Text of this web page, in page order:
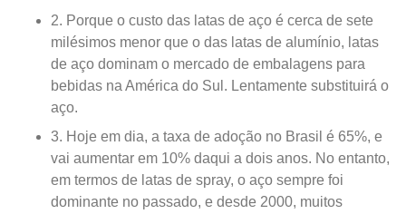
2. Porque o custo das latas de aço é cerca de sete
milésimos menor que o das latas de alumínio, latas
de aço dominam o mercado de embalagens para
bebidas na América do Sul. Lentamente substituirá o
aço.
3. Hoje em dia, a taxa de adoção no Brasil é 65%, e
vai aumentar em 10% daqui a dois anos. No entanto,
em termos de latas de spray, o aço sempre foi
dominante no passado, e desde 2000, muitos